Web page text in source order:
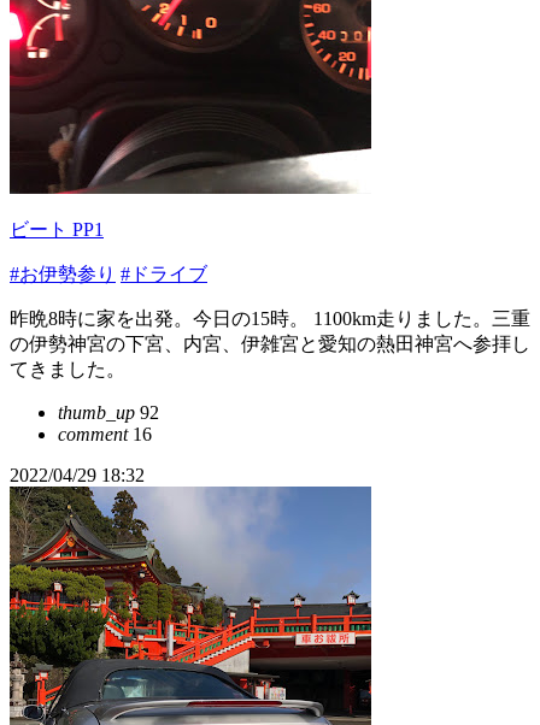
ビート PP1
#お伊勢参り #ドライブ
昨晩8時に家を出発。今日の15時。 1100km走りました。三重
の伊勢神宮の下宮、内宮、伊雑宮と愛知の熱田神宮へ参拝し
てきました。
thumb_up 92
comment16
2022/04/29 18:32